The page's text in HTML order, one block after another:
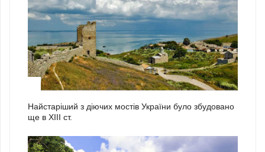
Найстаріший з діючих мостів України було збудовано
ще в ХІІІ ст.